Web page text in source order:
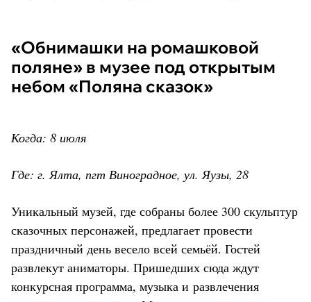
«Обнимашки на ромашковой
поляне» в музее под открытым
небом «Поляна сказок»
Когда: 8 июля
Где: г. Ялта, пгт Виноградное, ул. Яузы, 28
Уникальный музей, где собраны более 300 скульптур
сказочных персонажей, предлагает провести
праздничный день весело всей семьёй. Гостей
развлекут аниматоры. Пришедших сюда ждут
конкурсная программа, музыка и развлечения